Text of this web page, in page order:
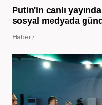
Putin'in canlı
sosyal medyada
Haber7